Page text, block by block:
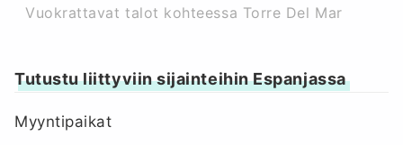
Vuokrattavat talot kohteessa Torre Del Mar
Tutustu liittyviin sijainteihin Espanjassa
Myyntipaikat